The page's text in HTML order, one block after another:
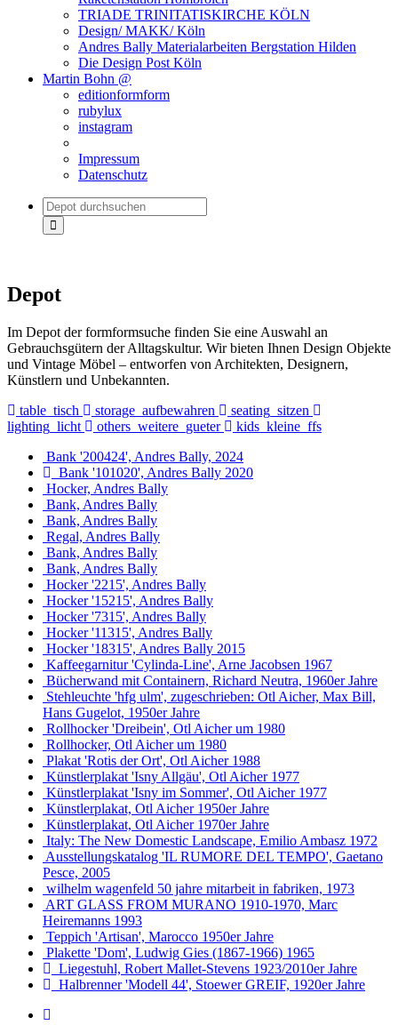
TRIADE TRINITATISKIRCHE KÖLN
Design/ MAKK/ Köln
Andres Bally Materialarbeiten Bergstation Hilden
Die Design Post Köln
Martin Bohn @
editionformform
rubylux
instagram
Impressum
Datenschutz
Depot
Im Depot der formformsuche finden Sie eine Auswahl an
Gebrauchsgütern der Alltagskultur. Wir bieten Ihnen Design Objekte
und Vintage Möbel – entworfen von Architekten, Designern,
Künstlern und Unbekannten.
table_tisch
storage_aufbewahren
seating_sitzen
lighting_licht
others_weitere_gueter
kids_kleine_ffs
Bank '200424', Andres Bally, 2024
Bank '101020', Andres Bally 2020
Hocker, Andres Bally
Bank, Andres Bally
Bank, Andres Bally
Regal, Andres Bally
Bank, Andres Bally
Bank, Andres Bally
Hocker '2215', Andres Bally
Hocker '15215', Andres Bally
Hocker '7315', Andres Bally
Hocker '11315', Andres Bally
Hocker '18315', Andres Bally 2015
Kaffeegarnitur 'Cylinda-Line', Arne Jacobsen 1967
Bücherwand mit Containern, Richard Neutra, 1960er Jahre
Stehleuchte 'hfg ulm', zugeschrieben: Otl Aicher, Max Bill,
Hans Gugelot, 1950er Jahre
Rollhocker 'Dreibein', Otl Aicher um 1980
Rollhocker, Otl Aicher um 1980
Plakat 'Rotis der Ort', Otl Aicher 1988
Künstlerplakat 'Isny Allgäu', Otl Aicher 1977
Künstlerplakat 'Isny im Sommer', Otl Aicher 1977
Künstlerplakat, Otl Aicher 1950er Jahre
Künstlerplakat, Otl Aicher 1970er Jahre
Italy: The New Domestic Landscape, Emilio Ambasz 1972
Ausstellungskatalog 'IL RUMORE DEL TEMPO', Gaetano
Pesce, 2005
wilhelm wagenfeld 50 jahre mitarbeit in fabriken, 1973
ART GLASS FROM MURANO 1910-1970, Marc
Heiremanns 1993
Teppich 'Artisan', Marocco 1950er Jahre
Plakette 'Dom', Ludwig Gies (1867-1966) 1965
Liegestuhl, Robert Mallet-Stevens 1923/2010er Jahre
Halbrenner 'Modell 44', Stoewer GREIF, 1920er Jahre